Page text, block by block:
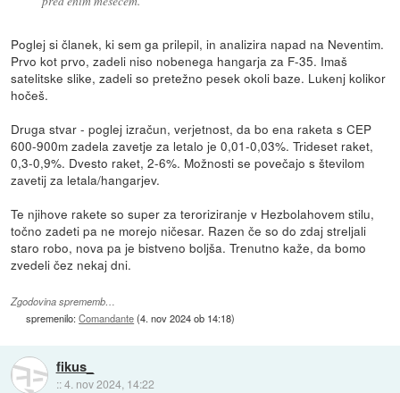
Poglej si članek, ki sem ga prilepil, in analizira napad na Neventim.
Prvo kot prvo, zadeli niso nobenega hangarja za F-35. Imaš
satelitske slike, zadeli so pretežno pesek okoli baze. Lukenj kolikor
hočeš.
Druga stvar - poglej izračun, verjetnost, da bo ena raketa s CEP
600-900m zadela zavetje za letalo je 0,01-0,03%. Trideset raket,
0,3-0,9%. Dvesto raket, 2-6%. Možnosti se povečajo s številom
zavetij za letala/hangarjev.
Te njihove rakete so super za teroriziranje v Hezbolahovem stilu,
točno zadeti pa ne morejo ničesar. Razen če so do zdaj streljali
staro robo, nova pa je bistveno boljša. Trenutno kaže, da bomo
zvedeli čez nekaj dni.
Zgodovina sprememb…
spremenilo:Comandante(4. nov 2024 ob 14:18)
fikus_
::4. nov 2024, 14:22